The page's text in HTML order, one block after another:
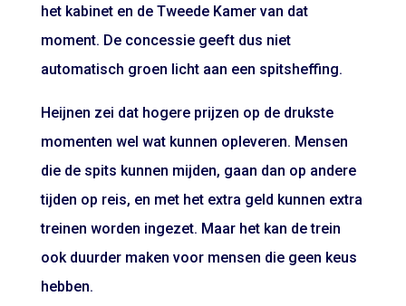
het kabinet en de Tweede Kamer van dat
moment. De concessie geeft dus niet
automatisch groen licht aan een spitsheffing.
Heijnen zei dat hogere prijzen op de drukste
momenten wel wat kunnen opleveren. Mensen
die de spits kunnen mijden, gaan dan op andere
tijden op reis, en met het extra geld kunnen extra
treinen worden ingezet. Maar het kan de trein
ook duurder maken voor mensen die geen keus
hebben.